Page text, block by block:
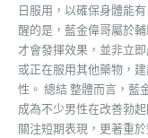
日服用，以確保身體能
醒的是，藍金偉哥屬於
才會發揮效果，並非立
或正在服用其他藥物，
性。 總結 整體而言，藍
成為不少男性在改善勃
關注短期表現，更著重